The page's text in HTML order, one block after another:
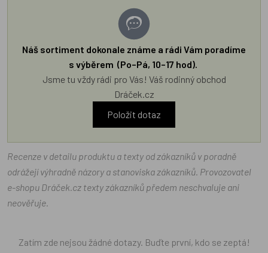
Náš sortiment dokonale známe a rádi Vám poradíme
s výběrem (Po–Pá, 10–17 hod).
Jsme tu vždy rádi pro Vás! Váš rodinný obchod
Dráček.cz
Položit dotaz
Recenze v detailu produktu a texty od zákazníků v poradně
odrážejí výhradně názory a stanoviska zákazníků. Provozovatel
e-shopu Dráček.cz texty zákazníků předem neschvaluje ani
neověřuje.
Zatím zde nejsou žádné dotazy. Buďte první, kdo se zeptá!